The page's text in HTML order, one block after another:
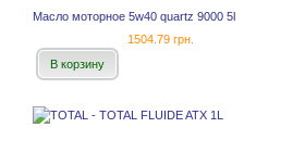
Масло моторное 5w40 quartz 9000 5l
1504.79 грн.
В корзину